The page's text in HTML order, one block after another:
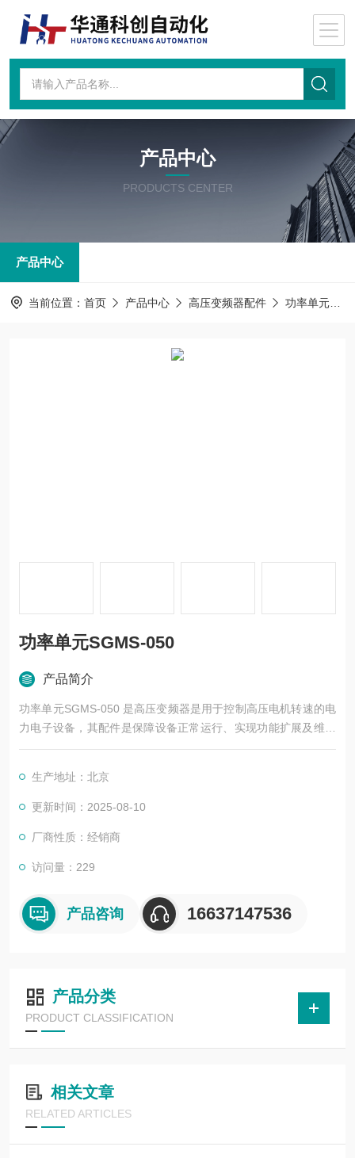
产品中心
PRODUCTS CENTER
产品中心
当前位置： 首页 产品中心 高压变频器配件 功率单元
功率单元SGMS-050
产品简介
功率单元SGMS-050 是高压变频器是用于控制高压电机转速的电
力电子设备，其配件是保障设备正常运行、实现功能扩展及维护
维修的重要组成部分。这些配件种类繁多，涵盖了功率变换、控
生产地址：北京
更新时间：2025-08-10
厂商性质：经销商
访问量：229
产品咨询 16637147536
产品分类
PRODUCT CLASSIFICATION
相关文章
RELATED ARTICLES